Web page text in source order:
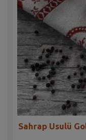
Sahrap Usulü